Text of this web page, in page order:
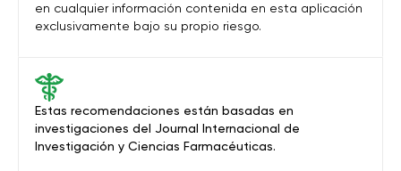
Estas recomendaciones están basadas en
investigaciones del Journal Internacional de
Investigación y Ciencias Farmacéuticas.
en cualquier información contenida en esta aplicación
exclusivamente bajo su propio riesgo.